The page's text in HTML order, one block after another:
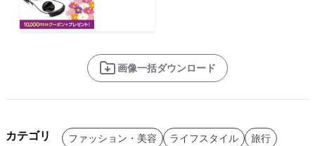
画像一括ダウンロード
カテゴリ ファッション・美容 ライフスタイル 旅行